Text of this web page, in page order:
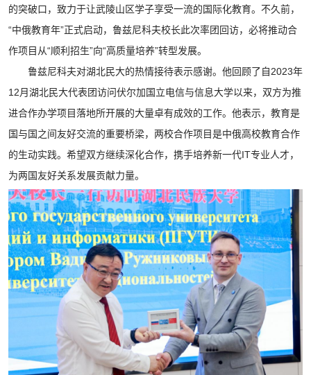
的突破口，致力于让武陵山区学子享受一流的国际化教育。不久前，
“中俄教育年”正式启动，鲁兹尼科夫校长此次率团回访，必将推动合
作项目从“顺利招生”向“高质量培养”转型发展。
鲁兹尼科夫对湖北民大的热情接待表示感谢。他回顾了自2023年
12月湖北民大代表团访问伏尔加国立电信与信息大学以来，双方为推
进合作办学项目落地所开展的大量卓有成效的工作。他表示，教育是
国与国之间友好交流的重要桥梁，两校合作项目是中俄高校教育合作
的生动实践。希望双方继续深化合作，携手培养新一代IT专业人才，
为两国友好关系发展贡献力量。